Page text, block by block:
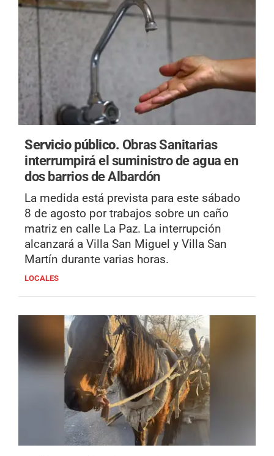
Servicio público. Obras Sanitarias
interrumpirá el suministro de agua en
dos barrios de Albardón
La medida está prevista para este sábado
8 de agosto por trabajos sobre un caño
matriz en calle La Paz. La interrupción
alcanzará a Villa San Miguel y Villa San
Martín durante varias horas.
LOCALES